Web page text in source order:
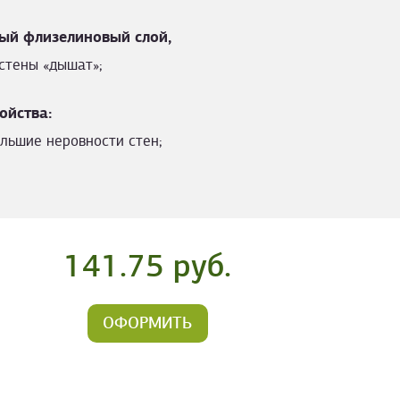
флизелиновый слой,
«дышат»;
неровности стен;
141.75 руб.
ОФОРМИТЬ